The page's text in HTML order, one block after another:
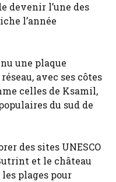
devenir l’une des
l’année
une plaque
avec ses côtes
celles de Ksamil,
du sud de
des sites UNESCO
et le château
plages pour